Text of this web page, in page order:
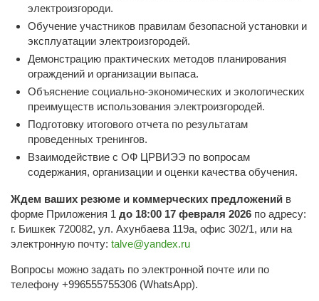
электроизгороди.
Обучение участников правилам безопасной установки и
эксплуатации электроизгородей.
Демонстрацию практических методов планирования
ограждений и организации выпаса.
Объяснение социально-экономических и экологических
преимуществ использования электроизгородей.
Подготовку итогового отчета по результатам
проведенных тренингов.
Взаимодействие с ОФ ЦРВИЭЭ по вопросам
содержания, организации и оценки качества обучения.
Ждем ваших резюме и коммерческих предложений в
форме Приложения 1 до 18:00 17 февраля 2026 по адресу:
г. Бишкек 720082, ул. Ахунбаева 119а, офис 302/1, или на
электронную почту: talve@yandex.ru
Вопросы можно задать по электронной почте или по
телефону +996555755306 (WhatsApp).